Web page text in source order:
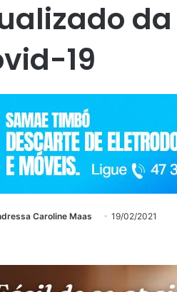
19
Caroline Maas 19/02/2021